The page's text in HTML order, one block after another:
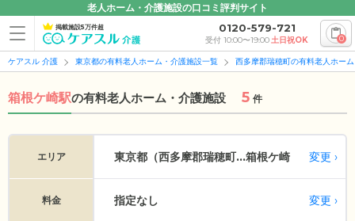
老人ホーム・介護施設の口コミ評判サイト
掲載施設5万件超 0120-579-721
受付 10:00〜19:00土日祝OK 0
ケアスル 介護 東京都の有料老人ホーム・介護施設一覧 西多摩郡瑞穂町の有料老人ホー
箱根ケ崎駅の有料老人ホーム・介護施設 5 件
エリア 東京都（西多摩郡瑞穂町...箱根ケ崎 変更
料金 指定なし 変更